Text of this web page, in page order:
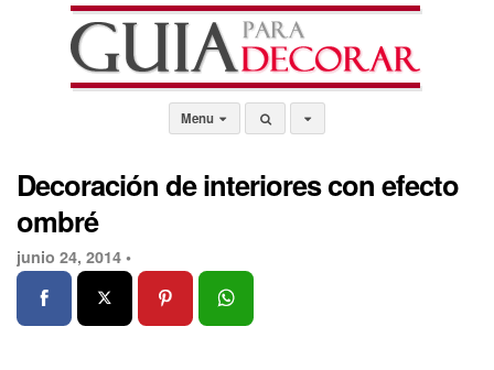
Menu
Decoración de interiores con efecto
ombré
junio 24, 2014 •